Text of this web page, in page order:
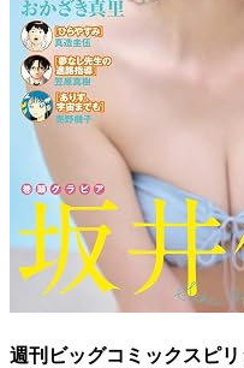
週刊ビッグコミックスピ